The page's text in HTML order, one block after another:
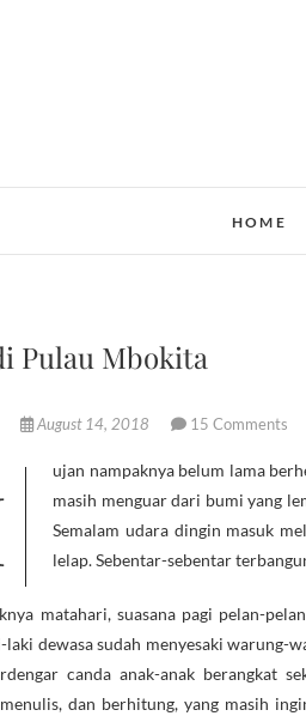
HOME
Pulau Mbokita
August 14, 2018 15 Comments
masih menguar dari bumi yang
Semalam udara dingin masuk
lelap. Sebentar-sebentar
matahari, suasana pagi pelan-
laki dewasa sudah menyesaki warung-
canda anak-anak berangkat
dan berhitung, yang masih